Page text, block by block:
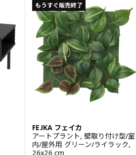
もうすぐ販売終了
FEJKA フェイカ
アートプラント, 壁取り付け型/室
内/屋外用 グリーン/ライラック,
26x26 cm